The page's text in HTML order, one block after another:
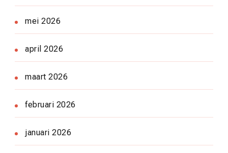
mei 2026
april 2026
maart 2026
februari 2026
januari 2026